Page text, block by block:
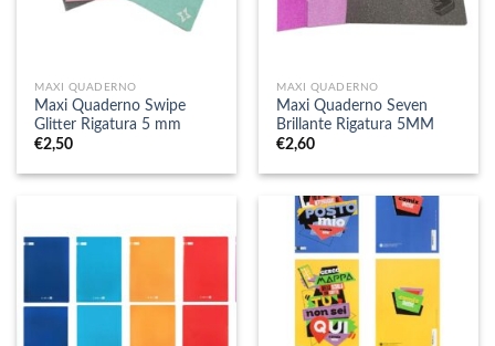
MAXI QUADERNO
Maxi Quaderno Swipe
Glitter Rigatura 5 mm
€2,50
MAXI QUADERNO
Maxi Quaderno Seven
Brillante Rigatura 5MM
€2,60